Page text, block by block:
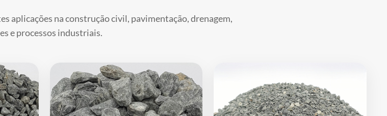
aplicações na construção civil, pavimentação, drenagem,
e processos industriais.